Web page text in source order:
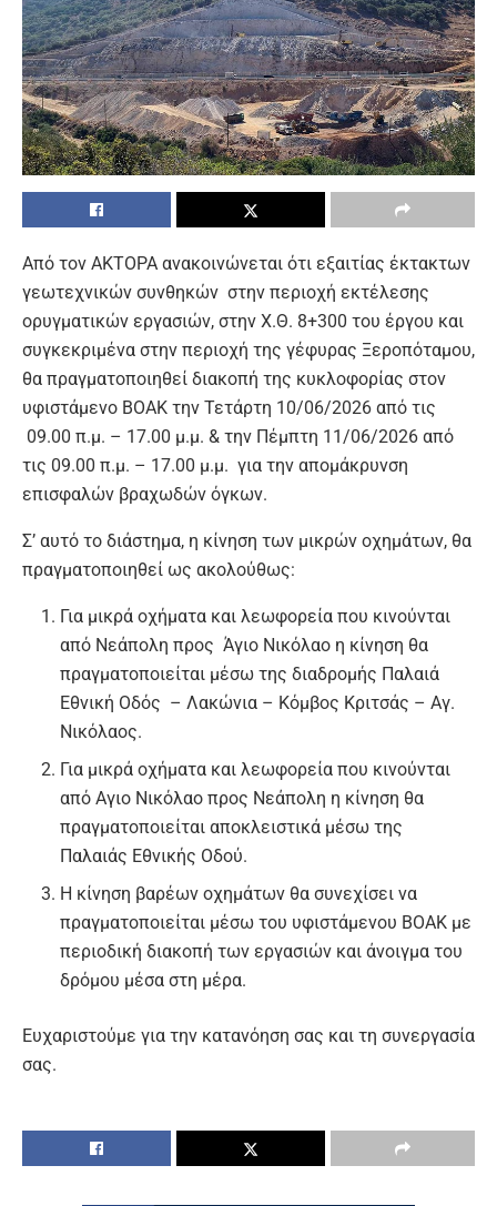
Από τον ΑΚΤΟΡΑ ανακοινώνεται ότι εξαιτίας έκτακτων
γεωτεχνικών συνθηκών στην περιοχή εκτέλεσης
ορυγματικών εργασιών, στην Χ.Θ. 8+300 του έργου και
συγκεκριμένα στην περιοχή της γέφυρας Ξεροπόταμου,
θα πραγματοποιηθεί διακοπή της κυκλοφορίας στον
υφιστάμενο ΒΟΑΚ την Τετάρτη 10/06/2026 από τις
09.00 π.μ. – 17.00 μ.μ. & την Πέμπτη 11/06/2026 από
τις 09.00 π.μ. – 17.00 μ.μ. για την απομάκρυνση
επισφαλών βραχωδών όγκων.
Σ’ αυτό το διάστημα, η κίνηση των μικρών οχημάτων, θα
πραγματοποιηθεί ως ακολούθως:
Για μικρά οχήματα και λεωφορεία που κινούνται
από Νεάπολη προς Άγιο Νικόλαο η κίνηση θα
πραγματοποιείται μέσω της διαδρομής Παλαιά
Εθνική Οδός – Λακώνια – Κόμβος Κριτσάς – Αγ.
Νικόλαος.
Για μικρά οχήματα και λεωφορεία που κινούνται
απόAγιο Νικόλαο προς Νεάπολη η κίνηση θα
πραγματοποιείται αποκλειστικά μέσω της
Παλαιάς Εθνικής Οδού.
Η κίνηση βαρέων οχημάτων θα συνεχίσει να
πραγματοποιείται μέσω του υφιστάμενου ΒΟΑΚ με
περιοδική διακοπή των εργασιών και άνοιγμα του
δρόμου μέσα στη μέρα.
Ευχαριστούμε για την κατανόηση σας και τη συνεργασία
σας.